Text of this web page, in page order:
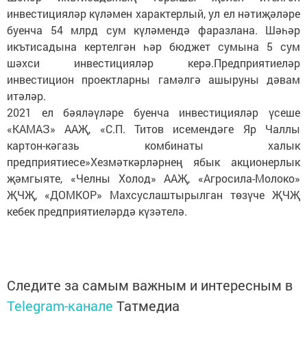
инвестицияләр күләмен характерлый, ул ел нәтиҗәләре
буенча 54 млрд сум күләмендә фаразлана. Шәһәр
икътисадына кертелгән һәр бюджет сумына 5 сум
шәхси инвестицияләр керә.Предприятиеләр
инвестицион проектларны гамәлгә ашыруны дәвам
итәләр.
2021 ел бәяләүләре буенча инвестицияләр үсеше
«КАМАЗ» ААҖ, «С.П. Титов исемендәге Яр Чаллы
картон-кәгазь комбинаты халык
предприятиесе»Хезмәткәрләрнең ябык акционерлык
җәмгыяте, «Челны Холод» ААҖ, «Агросила-Молоко»
ҖЧҖ, «ДОМКОР» Махсуслаштырылган төзүче ҖЧҖ
кебек предприятиеләрдә күзәтелә.
Следите за самым важным и интересным в
Telegram-канале Татмедиа